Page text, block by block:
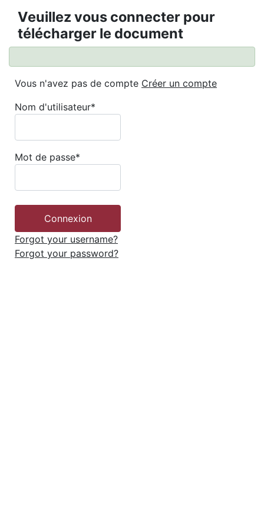
Veuillez vous connecter pour
télécharger le document
Vous n'avez pas de compte Créer un compte
Nom d'utilisateur*
Mot de passe*
Forgot your username?
Forgot your password?